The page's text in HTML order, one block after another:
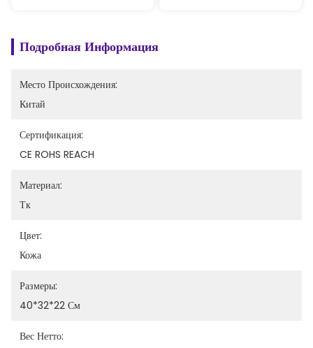
Подробная Информация
Место Происхождения:
Китай
Сертификация:
CE ROHS REACH
Материал:
Тк
Цвет:
Кожа
Размеры:
40*32*22 См
Вес Нетто: